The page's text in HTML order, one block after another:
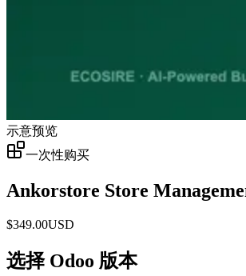
示意预览
一次性购买
Ankorstore Store
$349.00USD
选择 Odoo 版本